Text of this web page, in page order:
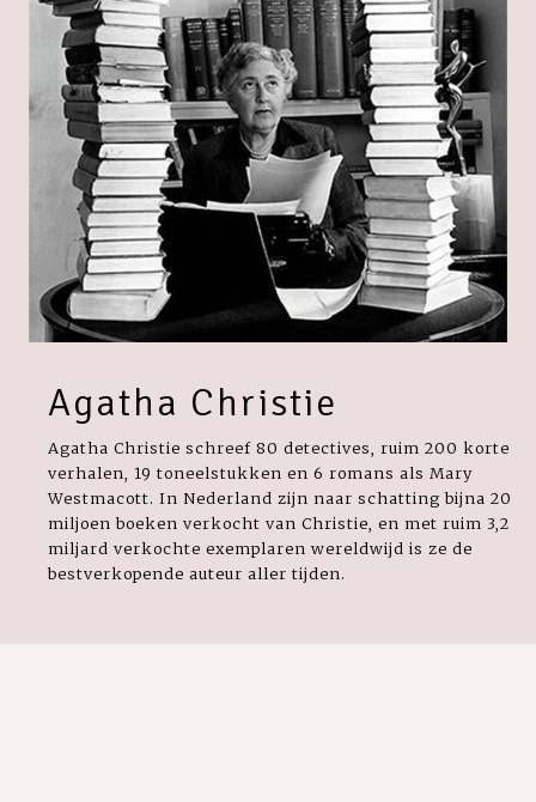
Agatha Christie
Agatha Christie schreef 80 detectives, ruim 200 korte
verhalen, 19 toneelstukken en 6 romans als Mary
Westmacott. In Nederland zijn naar schatting bijna 20
miljoen boeken verkocht van Christie, en met ruim 3,2
miljard verkochte exemplaren wereldwijd is ze de
bestverkopende auteur aller tijden.